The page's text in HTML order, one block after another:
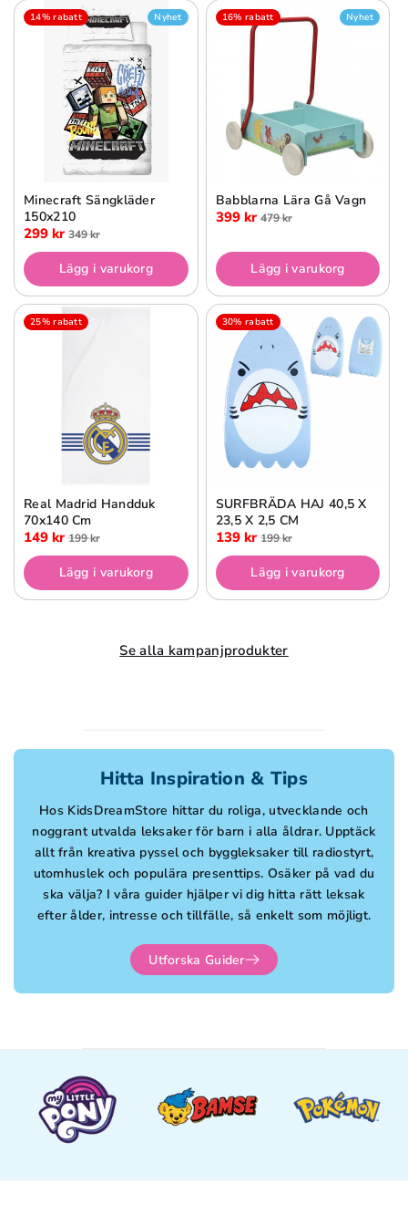
14% rabatt Nyhet
Minecraft Sängkläder
150x210
299 kr 349 kr
Lägg i varukorg
16% rabatt Nyhet
Babblarna Lära Gå Vagn
399 kr 479 kr
Lägg i varukorg
25% rabatt
Real Madrid Handduk
70x140 Cm
149 kr 199 kr
Lägg i varukorg
30% rabatt
SURFBRÄDA HAJ 40,5 X
23,5 X 2,5 CM
139 kr 199 kr
Lägg i varukorg
Se alla kampanjprodukter
Hitta Inspiration & Tips
Hos KidsDreamStore hittar du roliga, utvecklande och
noggrant utvalda leksaker för barn i alla åldrar. Upptäck
allt från kreativa pyssel och byggleksaker till radiostyrt,
utomhuslek och populära presenttips. Osäker på vad du
ska välja? I våra guider hjälper vi dig hitta rätt leksak
efter ålder, intresse och tillfälle, så enkelt som möjligt.
Utforska Guider